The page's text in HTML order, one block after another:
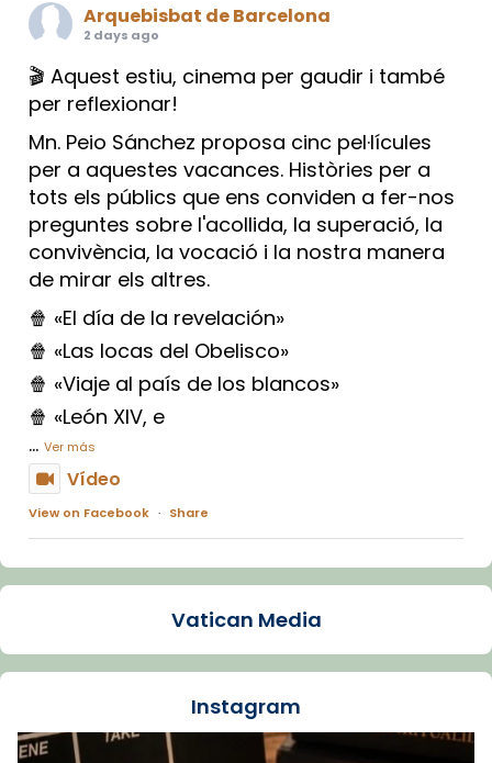
Arquebisbat de Barcelona
2 days ago
🎬 Aquest estiu, cinema per gaudir i també
per reflexionar!
Mn. Peio Sánchez proposa cinc pel·lícules
per a aquestes vacances. Històries per a
tots els públics que ens conviden a fer-nos
preguntes sobre l'acollida, la superació, la
convivència, la vocació i la nostra manera
de mirar els altres.
🍿 «El día de la revelación»
🍿 «Las locas del Obelisco»
🍿 «Viaje al país de los blancos»
🍿 «León XIV, e
... Ver más
Vídeo
View on Facebook · Share
Arquebisbat de Barcelona
La Carmina va patir depressió. Fa gairebé
dos mesos, a l'Estadi Lluís Companys, la
Recupera l'entrevista comp
Vatican
Vatican Media
Instagram